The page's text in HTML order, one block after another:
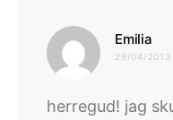
Emilia
29/04/2013
herregud! jag